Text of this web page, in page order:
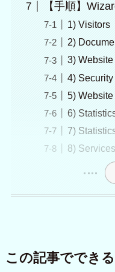
【手順】
1) Visitors
2)
3) Website
4) Security
5)
6)
7)
8)
この記事ででき